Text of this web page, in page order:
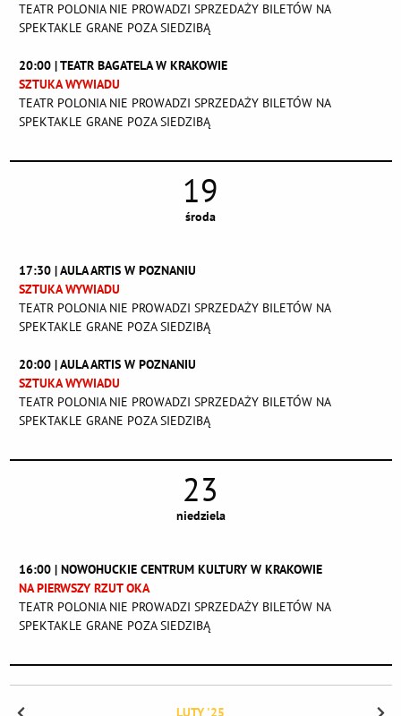
TEATR POLONIA NIE PROWADZI SPRZEDAŻY BILETÓW NA
SPEKTAKLE GRANE POZA SIEDZIBĄ
20:00 | TEATR BAGATELA W KRAKOWIE
SZTUKA WYWIADU
TEATR POLONIA NIE PROWADZI SPRZEDAŻY BILETÓW NA
SPEKTAKLE GRANE POZA SIEDZIBĄ
19
środa
17:30 | AULA ARTIS W POZNANIU
SZTUKA WYWIADU
TEATR POLONIA NIE PROWADZI SPRZEDAŻY BILETÓW NA
SPEKTAKLE GRANE POZA SIEDZIBĄ
20:00 | AULA ARTIS W POZNANIU
SZTUKA WYWIADU
TEATR POLONIA NIE PROWADZI SPRZEDAŻY BILETÓW NA
SPEKTAKLE GRANE POZA SIEDZIBĄ
23
niedziela
16:00 | NOWOHUCKIE CENTRUM KULTURY W KRAKOWIE
NA PIERWSZY RZUT OKA
TEATR POLONIA NIE PROWADZI SPRZEDAŻY BILETÓW NA
SPEKTAKLE GRANE POZA SIEDZIBĄ
LUTY '25